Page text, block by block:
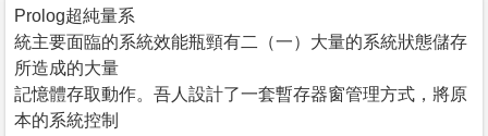
Prolog超純量系
統主要面臨的系統效能瓶頸有二（一）大量的系統狀態儲存
所造成的大量
記憶體存取動作。吾人設計了一套暫存器窗管理方式，將原
本的系統控制